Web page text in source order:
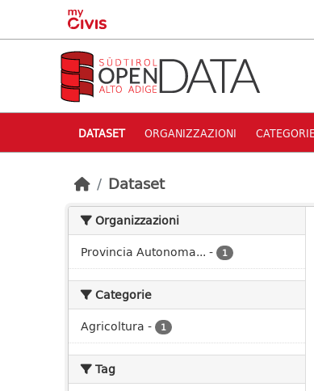
Skip to main content
DATASET ORGANIZZAZIONI
Dataset
Organizzazioni
Provincia Autonoma... - 1
Categorie
Agricoltura - 1
Tag